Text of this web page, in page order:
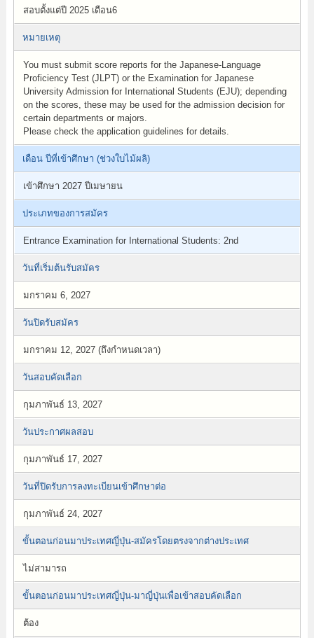
สอบตั้งแต่ปี 2025 เดือน6
หมายเหตุ
You must submit score reports for the Japanese-Language
Proficiency Test (JLPT) or the Examination for Japanese
University Admission for International Students (EJU); depending
on the scores, these may be used for the admission decision for
certain departments or majors.
Please check the application guidelines for details.
เดือน ปีที่เข้าศึกษา (ช่วงใบไม้ผลิ)
เข้าศึกษา 2027 ปีเมษายน
ประเภทของการสมัคร
Entrance Examination for International Students: 2nd
วันที่เริ่มต้นรับสมัคร
มกราคม 6, 2027
วันปิดรับสมัคร
มกราคม 12, 2027 (ถึงกำหนดเวลา)
วันสอบคัดเลือก
กุมภาพันธ์ 13, 2027
วันประกาศผลสอบ
กุมภาพันธ์ 17, 2027
วันที่ปิดรับการลงทะเบียนเข้าศึกษาต่อ
กุมภาพันธ์ 24, 2027
ขั้นตอนก่อนมาประเทศญี่ปุ่น-สมัครโดยตรงจากต่างประเทศ
ไม่สามารถ
ขั้นตอนก่อนมาประเทศญี่ปุ่น-มาญี่ปุ่นเพื่อเข้าสอบคัดเลือก
ต้อง